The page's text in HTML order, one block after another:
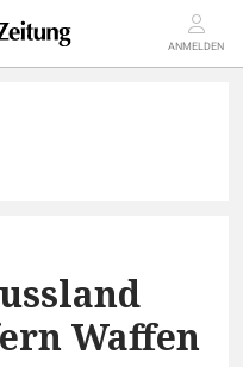
ANMELDEN
Waffen